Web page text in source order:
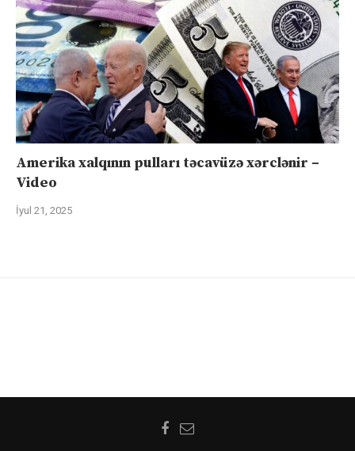
Amerika xalqının pulları təcavüzə xərclənir –
Video
İyul 21, 2025